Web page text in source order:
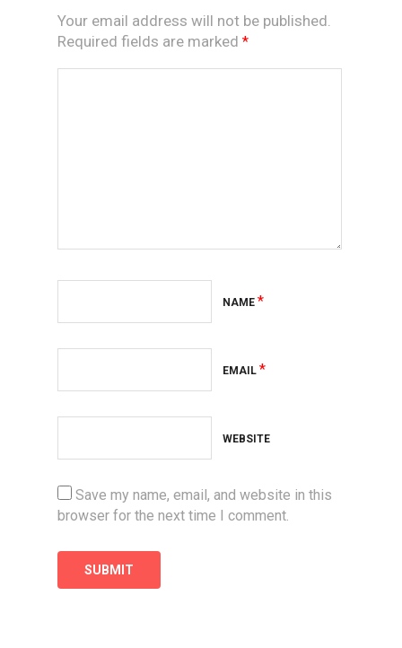
Your email address will not be published.
Required fields are marked *
NAME *
EMAIL *
WEBSITE
Save my name, email, and website in this
browser for the next time I comment.